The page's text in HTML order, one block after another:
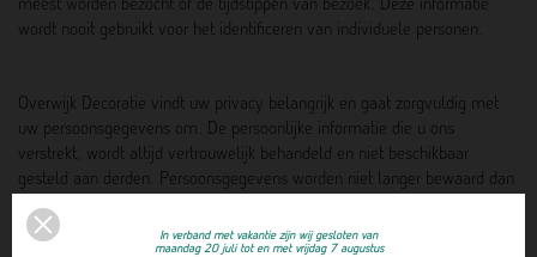
meest worden bezocht of de tijdstippen van bezoek. Deze informatie
wordt nooit gebruikt voor het identificeren van individuele personen.
Overwijk Decoratie vindt uw privacy belangrijk en gaat zorgvuldig met
uw persoonsgegevens om. De persoonlijke informatie die u ons
verstrekt, wordt altijd vertrouwelijk behandeld en niet beschikbaar
gesteld aan derden. Persoonsgegevens worden niet langer bewaard dan
noodzakelijk is voor het doel waarvoor de gegevens zijn verzameld.
In verband met vakantie zijn wij gesloten van
maandag 20 juli tot en met vrijdag 7 augustus